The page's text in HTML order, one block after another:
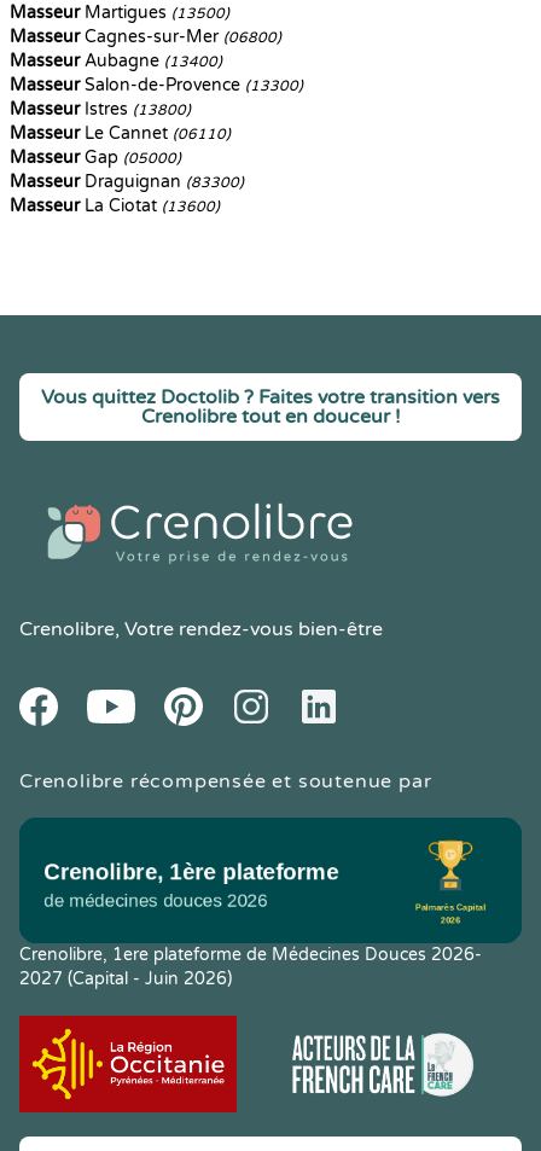
MasseurMartigues (13500)
MasseurCagnes-sur-Mer (06800)
MasseurAubagne (13400)
MasseurSalon-de-Provence (13300)
MasseurIstres (13800)
MasseurLe Cannet (06110)
MasseurGap (05000)
MasseurDraguignan (83300)
MasseurLa Ciotat (13600)
Vous quittez Doctolib ? Faites votre transition vers
Crenolibre tout en douceur !
Crenolibre, Votre rendez-vous bien-être
FacebookYoutube PinteresetInstagramLinkedIn
Crenolibre récompensée et soutenue par
Crenolibre, 1ere plateforme de Médecines Douces 2026-
2027 (Capital - Juin 2026)